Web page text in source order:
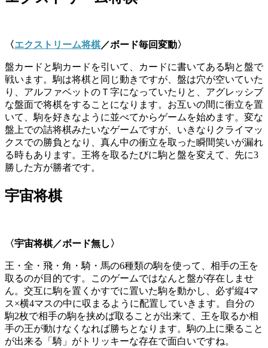
〈エクストリーム将棋／ボード毎回変動〉
盤カードと駒カードを引いて、カードに書いてある駒と盤で
戦います。駒は将棋と同じ動きですが、盤は穴が空いていた
り、アルファベットのＴ字になっていたりと、アグレッシブ
な盤面で将棋をすることになります。お互いの間に衝立を置
いて、駒を好きなように並べてからゲームを始めます。変な
盤上での詰将棋みたいなゲームですが、いきなりクライマッ
クスでの勝負となり、真ん中の衝立を取った瞬間笑いが漏れ
る時もあります。王将を取るたびに駒と盤を変えて、先に3
勝した方が勝者です。
宇宙将棋
〈宇宙将棋／ボード無し〉
王・全・飛・角・騎・馬の6種類の駒を使って、相手の王を
取るのが目的です。このゲームではなんと盤が存在しませ
ん。交互に駒を置くかすでに置いた駒を動かし、必ず縦4マ
ス×横4マスの中に収まるように配置していきます。自分の
駒2枚で相手の駒を挟めば取ることが出来て、王を取るか相
手の王が動けなくなれば勝ちとなります。駒の上に乗ること
が出来る「騎」がトリッキーな存在で面白いですね。